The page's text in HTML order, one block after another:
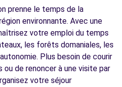
ESSONNE -
7.2
km
CERCLES
91160
prenne le temps de la
environnante. Avec une
votre emploi du temps
les forêts domaniales, les
Plus besoin de courir
de renoncer à une visite par
votre séjour